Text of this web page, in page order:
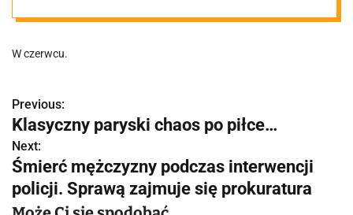
podpoznański
mi
miejscowościa
mi. Na próbę
W czerwcu.
N
a
w
i
Previous:
Klasyczny paryski chaos po piłce…
Next:
Śmierć mężczyzny podczas interwencji
policji. Sprawą zajmuje się prokuratura